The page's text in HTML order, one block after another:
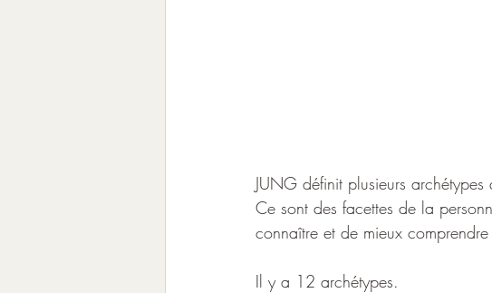
JUNG définit plusieurs
Ce sont des facettes de la
connaître et de mieux
Il y a 12 archétypes.